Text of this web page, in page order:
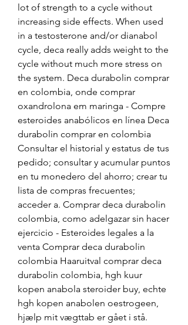
lot of strength to a cycle without
increasing side effects. When used
in a testosterone and/or dianabol
cycle, deca really adds weight to the
cycle without much more stress on
the system. Deca durabolin comprar
en colombia, onde comprar
oxandrolona em maringa - Compre
esteroides anabólicos en línea Deca
durabolin comprar en colombia
Consultar el historial y estatus de tus
pedido; consultar y acumular puntos
en tu monedero del ahorro; crear tu
lista de compras frecuentes;
acceder a. Comprar deca durabolin
colombia, como adelgazar sin hacer
ejercicio - Esteroides legales a la
venta Comprar deca durabolin
colombia Haaruitval comprar deca
durabolin colombia, hgh kuur
kopen anabola steroider buy, echte
hgh kopen anabolen oestrogeen,
hjælp mit vægttab er gået i stå.